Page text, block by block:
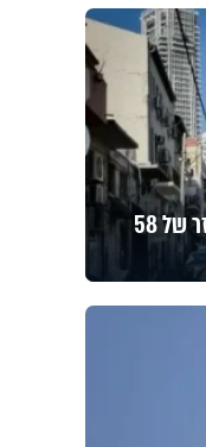
המדינה תובעת מחברת חלמיש החזר של 58